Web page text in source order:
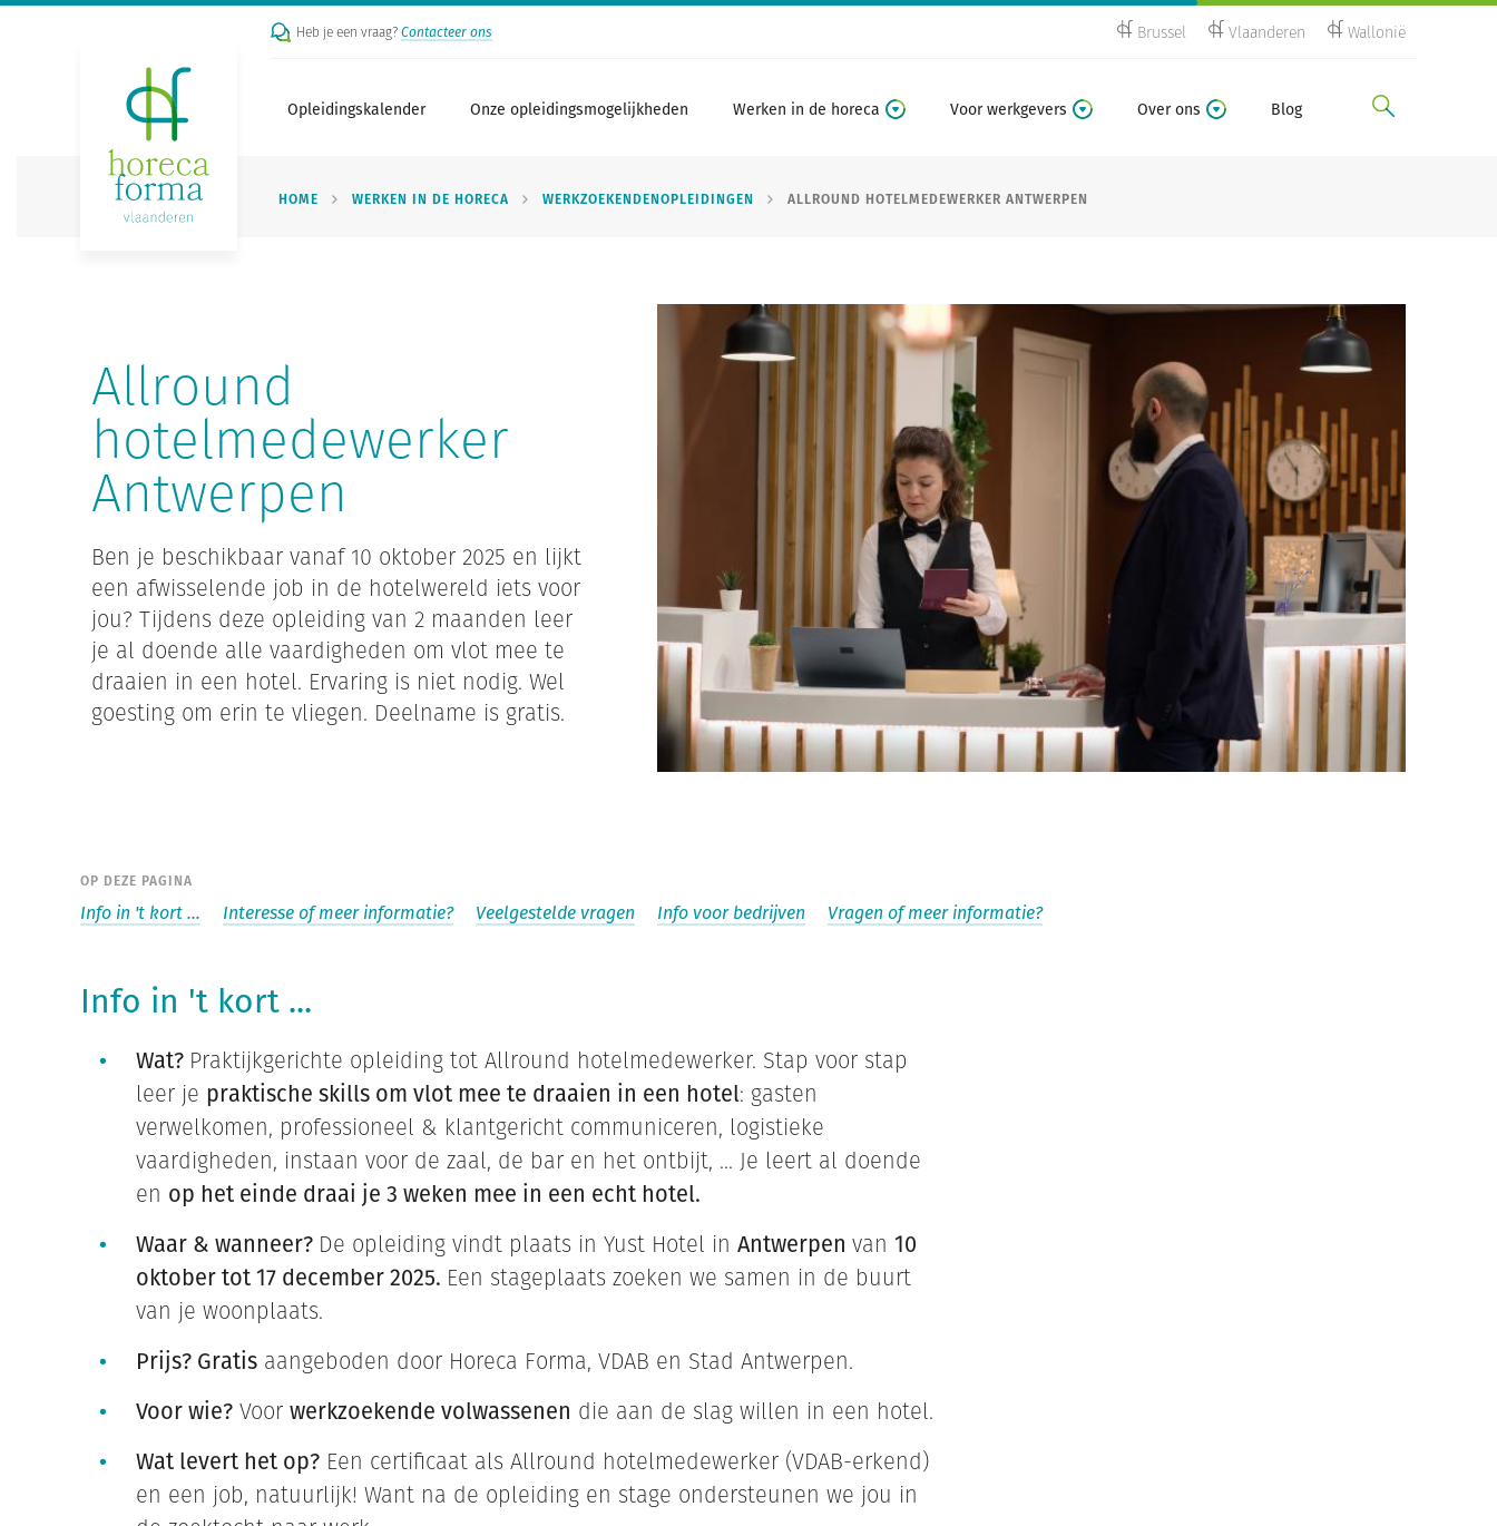
Heb je een vraag?Contacteer ons Brussel Vlaanderen Wallonië
Opleidingskalender Onze opleidingsmogelijkheden Werken in de horeca Voor werkgevers Over ons Blog
HOME WERKEN IN DE HORECA WERKZOEKENDENOPLEIDINGEN ALLROUND HOTELMEDEWERKER ANTWERPEN
Allround
hotelmedewerker
Antwerpen
Ben je beschikbaar vanaf 10 oktober 2025 en lijkt
een afwisselende job in de hotelwereld iets voor
jou? Tijdens deze opleiding van 2 maanden leer
je al doende alle vaardigheden om vlot mee te
draaien in een hotel. Ervaring is niet nodig. Wel
goesting om erin te vliegen. Deelname is gratis.
OP DEZE PAGINA
Info in 't kort ... Interesse of meer informatie? Veelgestelde vragen Info voor bedrijven Vragen of meer informatie?
Info in 't kort ...
Wat? Praktijkgerichte opleiding tot Allround hotelmedewerker. Stap voor stap
leer je praktische skills om vlot mee te draaien in een hotel: gasten
verwelkomen, professioneel & klantgericht communiceren, logistieke
vaardigheden, instaan voor de zaal, de bar en het ontbijt, ... Je leert al doende
en op het einde draai je 3 weken mee in een echt hotel.
Waar & wanneer? De opleiding vindt plaats in Yust Hotel in Antwerpen van 10
oktober tot 17 december 2025. Een stageplaats zoeken we samen in de buurt
van je woonplaats.
Prijs? Gratis aangeboden door Horeca Forma, VDAB en Stad Antwerpen.
Voor wie? Voor werkzoekende volwassenen die aan de slag willen in een hotel.
Wat levert het op? Een certificaat als Allround hotelmedewerker (VDAB-erkend)
en een job, natuurlijk! Want na de opleiding en stage ondersteunen we jou in